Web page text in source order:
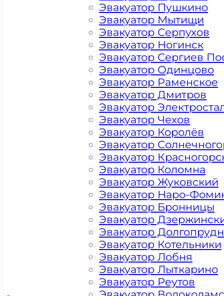
Цена от 4500 рублей
+ 100 РУБЛЕЙ ЗА КИЛОМЕТР
Эвакуатор Пушкино
Эвакуатор Мытищи
Эвакуатор Серпухов
Эвакуатор Ногинск
Эвакуатор Сергиев
Эвакуатор Одинцово
Эвакуатор Раменское
Эвакуатор Дмитров
Эвакуатор
Эвакуатор Чехов
Эвакуатор Королёв
Эвакуатор
Эвакуатор
Эвакуатор Коломна
Эвакуатор Жуковский
Эвакуатор Наро-
Эвакуатор Бронницы
Эвакуатор
Эвакуатор
Эвакуатор Котельники
Эвакуатор Лобня
Эвакуатор Лыткарино
Эвакуатор Реутов